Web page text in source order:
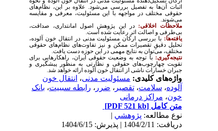
اثبات آن‌ها به تفصیل بررسی می‌شود. علاوه بر این، نظام‌های
حقوقی مختلف در مواجهه با این مسئولیت، معرفی و مقایسه
می‌شوند.
ملاحظات اخلاقی: در این پژوهش اصول امانتداری، صداقت،
بی‌طرفی و اصالت اثر رعایت شده است.
یافته‌ها:با بررسی ارکان مسئولیت مدنی در انتقال خون آلوده،
تحلیل دقیقِ تقصیرات ممکن و نیز تفاوت‌های نظام‌های حقوقی
مختلف، می‌توان به نتایج مهمی در این حوزه دست یافت.
نتیجه‌گیری: با توجه به وضعیت حقوقی ایران، راهکارهایی برای
تقویت چهارچوب‌های حقوقی و نظارتی به منظور پیشگیری و
جبران خسارات ناشی از انتقال خون آلوده ارائه خواهد شد.
واژه‌های کلیدی:مسئولیت مدنی،انتقال خون
آلوده،سلامت،تقصیر، ضرر ، رابطه سببیت،بانک
خون،مراکز درمانی
متن کامل[PDF 521 kb]
نوع مطالعه:پژوهشي|
دریافت: 1404/2/11 | پذیرش: 1404/6/15